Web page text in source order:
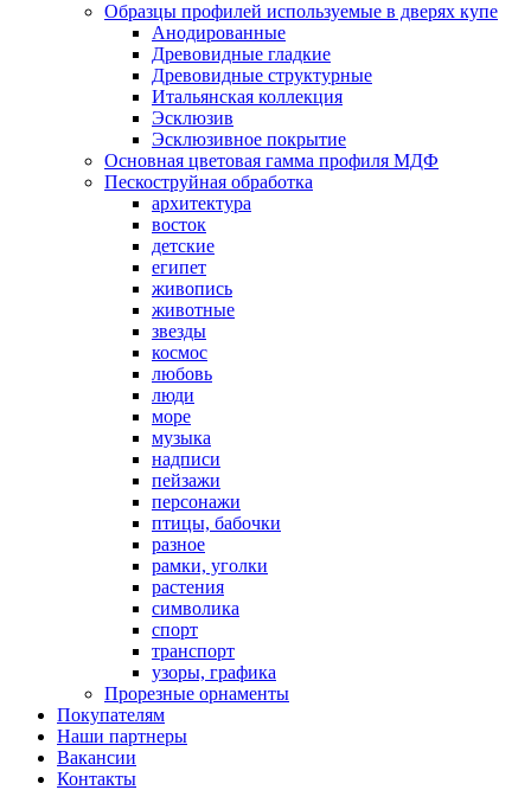
Образцы профилей используемые в дверях купе
Анодированные
Древовидные гладкие
Древовидные структурные
Итальянская коллекция
Эсклюзив
Эсклюзивное покрытие
Основная цветовая гамма профиля МДФ
Пескоструйная обработка
архитектура
восток
детские
египет
живопись
животные
звезды
космос
любовь
люди
море
музыка
надписи
пейзажи
персонажи
птицы, бабочки
разное
рамки, уголки
растения
символика
спорт
транспорт
узоры, графика
Прорезные орнаменты
Покупателям
Наши партнеры
Вакансии
Контакты